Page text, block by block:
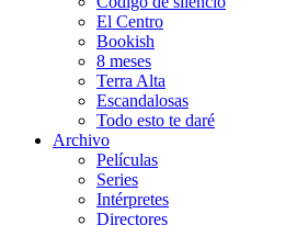
El Centro
Bookish
8 meses
Terra Alta
Escandalosas
Todo esto te daré
Archivo
Películas
Series
Intérpretes
Directores